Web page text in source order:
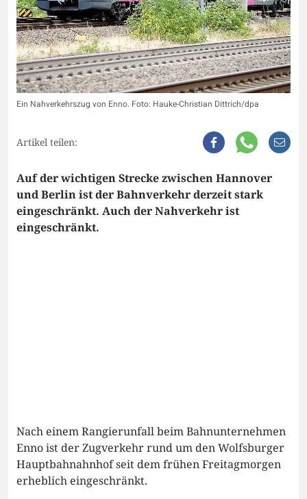
Ein Nahverkehrszug von Enno. Foto: Hauke-Christian Dittrich/dpa
Artikel teilen:
Auf der wichtigen Strecke zwischen Hannover
und Berlin ist der Bahnverkehr derzeit stark
eingeschränkt. Auch der Nahverkehr ist
eingeschränkt.
Nach einem Rangierunfall beim Bahnunternehmen
Enno ist der Zugverkehr rund um den Wolfsburger
Hauptbahnahnhof seit dem frühen Freitagmorgen
erheblich eingeschränkt.